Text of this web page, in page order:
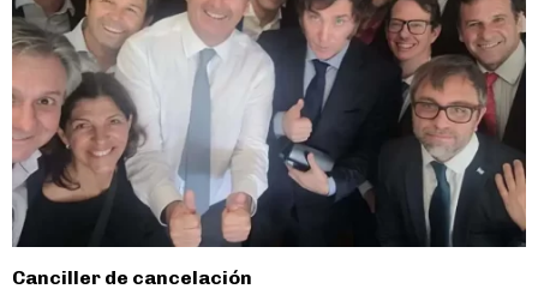
Canciller de cancelación